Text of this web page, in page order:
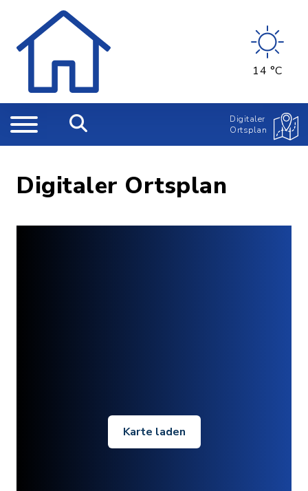
14 °C
Digitaler
Ortsplan
Digitaler Ortsplan
Karte laden